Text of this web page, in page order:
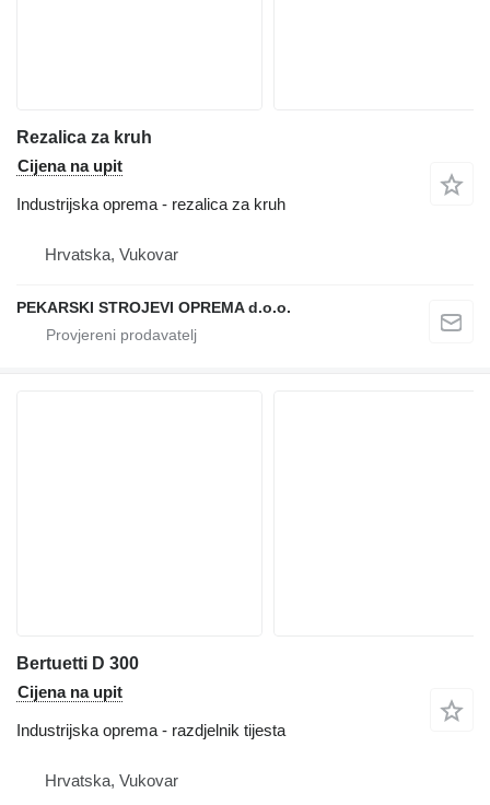
Rezalica za kruh
Cijena na upit
Industrijska oprema - rezalica za kruh
Hrvatska, Vukovar
PEKARSKI STROJEVI OPREMA d.o.o.
Bertuetti D 300
Cijena na upit
Industrijska oprema - razdjelnik tijesta
Hrvatska, Vukovar